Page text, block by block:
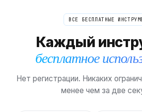
ВСЕ БЕСПЛАТНЫЕ
Каждый
бесплатное
Нет регистрации. Никаких
менее чем за две